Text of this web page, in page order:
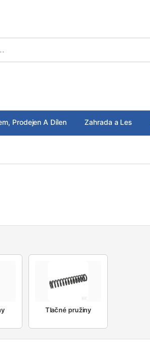
Prodejen A Dílen Zahrada a Les
Tlačné pružiny